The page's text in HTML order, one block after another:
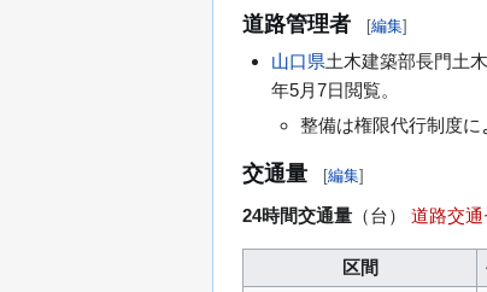
道路管理者 [編集]
山口県土木建築部長門土
年5月7日閲覧。
整備は権限代行制度に
交通量 [編集]
24時間交通量 （台） 道路交通
区間